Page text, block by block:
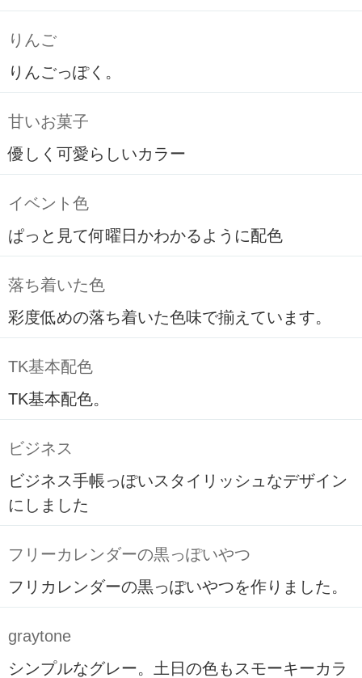
りんご
りんごっぽく。
甘いお菓子
優しく可愛らしいカラー
イベント色
ぱっと見て何曜日かわかるように配色
落ち着いた色
彩度低めの落ち着いた色味で揃えています。
TK基本配色
TK基本配色。
ビジネス
ビジネス手帳っぽいスタイリッシュなデザイン
にしました
フリーカレンダーの黒っぽいやつ
フリカレンダーの黒っぽいやつを作りました。
graytone
シンプルなグレー。土日の色もスモーキーカラ